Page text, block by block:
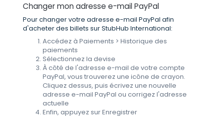
Changer mon adresse e-mail PayPal
Pour changer votre adresse e-mail PayPal afin
d'acheter des billets sur StubHub International:
Accédez à Paiements > Historique des
paiements
Sélectionnez la devise
À côté de l'adresse e-mail de votre compte
PayPal, vous trouverez une icône de crayon.
Cliquez dessus, puis écrivez une nouvelle
adresse e-mail PayPal ou corrigez l'adresse
actuelle
Enfin, appuyez sur Enregistrer